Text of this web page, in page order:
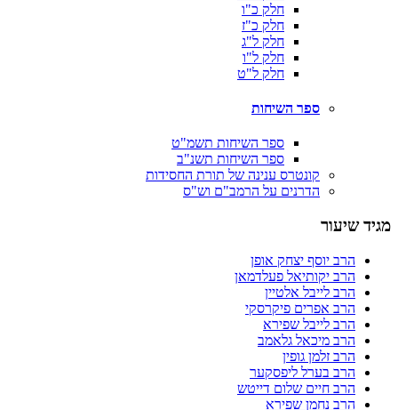
חלק כ"ו
חלק כ"ז
חלק ל"ג
חלק ל"ו
חלק ל"ט
ספר השיחות
ספר השיחות תשמ"ט
ספר השיחות תשנ"ב
קונטרס ענינה של תורת החסידות
הדרנים על הרמב"ם וש"ס
מגיד שיעור
הרב יוסף יצחק אופן
הרב יקותיאל פעלדמאן
הרב לייבל אלטיין
הרב אפרים פיקרסקי
הרב לייבל שפירא
הרב מיכאל גלאמב
הרב זלמן גופין
הרב בערל ליפסקער
הרב חיים שלום דייטש
הרב נחמן שפירא